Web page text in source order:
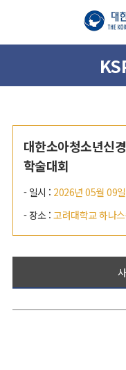
대한소아청소년신
학술대회
- 일시 : 2026년 05월 09
- 장소 :고려대학교 하나